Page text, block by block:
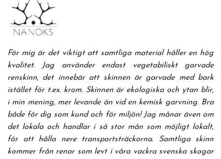
För mig är det viktigt att samtliga material håller en hög
kvalitet. Jag använder endast vegetabiliskt garvade
renskinn, det innebär att skinnen är garvade med bark
istället för t.ex. krom. Skinnen är ekologiska och ytan blir,
i min mening, mer levande än vid en kemisk garvning. Bra
både för dig som kund och för miljön! Jag månar även om
det lokala och handlar i så stor mån som möjligt lokalt,
för att hålla nere transportsträckorna. Samtliga skinn
kommer från renar som levt i våra vackra svenska skogar